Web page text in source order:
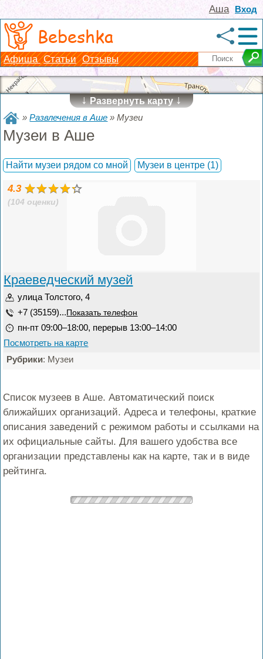
Вход
Аша
Bebeshka
Афиша Статьи Отзывы
↓Развернуть карту↓
»Развлечения в Аше »Музеи
Музеи в Аше
Найти музеи рядом со мной Музеи в центре (1)
4.3
(104 оценки)
Краеведческий музей
улица Толстого, 4
+7 (35159)... Показать телефон
пн-пт 09:00–18:00, перерыв 13:00–14:00
Посмотреть на карте
Рубрики: Музеи
Список музеев в Аше. Автоматический поиск
ближайших организаций. Адреса и телефоны, краткие
описания заведений с режимом работы и ссылками на
их официальные сайты. Для вашего удобства все
организации представлены как на карте, так и в виде
рейтинга.